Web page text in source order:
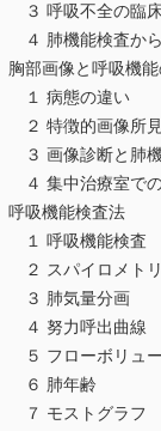
３ 呼吸不全の臨
４ 肺機能検査から
胸部画像と呼吸
１ 病態の違い
２ 特徴的画像所見
３ 画像診断と肺機
４ 集中治療室での
呼吸機能検査法
１ 呼吸機能検査
２ スパイロメト
３ 肺気量分画
４ 努力呼出曲線
５ フローボリュー
６ 肺年齢
７ モストグラフ